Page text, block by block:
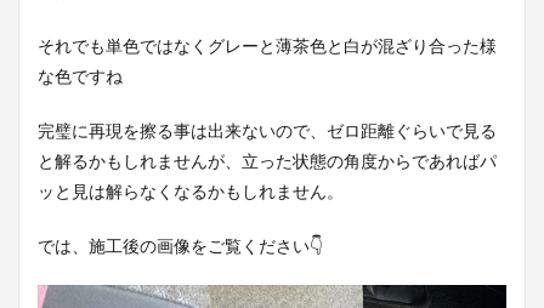
それでも単色ではなくグレーと薄茶色と白が混ざり合った様
な色ですね
完璧に再現を擦る事は出来ないので、ゼロ距離ぐらいで見る
と解るかもしれませんが、立った状態の角度からであればパ
ッと見は解らなくなるかもしれません。
では、施工後の画像をご覧ください👇